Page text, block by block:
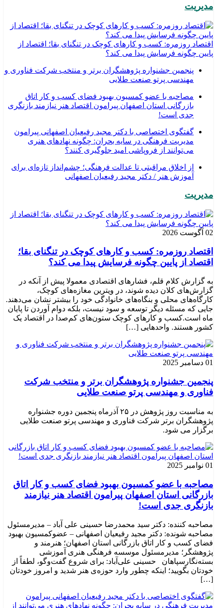
مدیریت
اقتصاد روزمره: کسب‌ و کارهای کوچک در تنگنای بقا؛ اقتصاد از
پایین چگونه فرسایش پیدا می کند؟
پنجمین جشنواره پژوهشگران برتر و منتخب شرکت فناوری و
مهندسی پرتو صنعت طلایی
مصاحبه با عضو کمسیون بهبود فضای کسب و کار اتاق
بازرگانی استان اصفهان پیرامون اقتصاد هنر نیازمند بازنگری
جدی است!
گفتگوی اختصاصی با دکتر مجید رفیعیان اصفهانی پیرامون
مدیریت فرهنگی در سایه بحران: چگونه نهادهای هنری
می‌توانند از فروپاشی امید جلوگیری کنند؟
از اخلاق مراقبتی تا عدالت فرهنگی؛ چشم‌انداز تازه‌ای برای
آموزش هنر / دکتر مجید رفیعیان اصفهانی
مدیریت
02 آگوست 2026
اقتصاد روزمره: کسب‌ و کارهای کوچک در تنگنای بقا؛
اقتصاد از پایین چگونه فرسایش پیدا می کند؟
به گزارش کلام قلم، فشارهای اقتصادی معمولا پیش از آنکه در
گزارش‌های کلان دیده شوند، در ویترین مغازه‌های کوچک،
کارگاه‌های محلی و بنگاه‌های خانوادگی خود را بیشتر نشان می‌دهند.
جایی که مسئله دیگر توسعه و سود نیست، بلکه دوام آوردن تا پایان
ماه است.کسب‌ و کارهای کوچک ستون‌های کم‌صدا در اقتصاد یک
کشور هستند. واحدهایی […]
01 دسامبر 2025
پنجمین جشنواره پژوهشگران برتر و منتخب شرکت
فناوری و مهندسی پرتو صنعت طلایی
به مناسبت روز پژوهش در ۲۵ آذرماه پنجمین دوره جشنواره
پژوهشگران برتر شرکت فناوری و مهندسی پرتو صنعت طلایی
برگزار می شود.
01 نوامبر 2025
مصاحبه با عضو کمسیون بهبود فضای کسب و کار اتاق
بازرگانی استان اصفهان پیرامون اقتصاد هنر نیازمند
بازنگری جدی است!
مصاحبه کننده: دکتر سید محمدرضا حسینی علی آباد – مدیرمسئول
مصاحبه شونده: دکتر مجید رفیعیان اصفهانی – عضوکمسیون بهبود
فضای کسب و کار اتاق بازرگانی استان اصفهان؛ هنرمند و
پژوهشگر؛ ‌مدیرمسئول موسسه فرهنگی هنری آموزشی
بسته‌نگارسپاهان حسینی علی‌آباد: برای شروع گفت‌وگو، لطفاً از
خودتان بگویید؛ اینکه چطور وارد حوزه‌ی هنر شدید و امروز خودتان
[…]